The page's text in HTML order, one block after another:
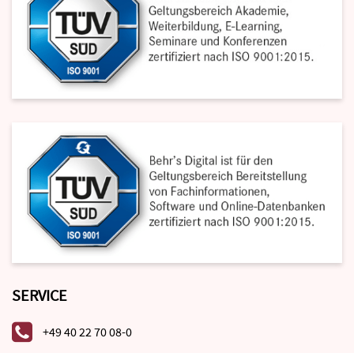
SERVICE
+49 40 22 70 08-0